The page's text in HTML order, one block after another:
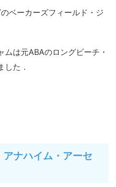
ベーカーズフィールド・ジ
は元ABAのロングビーチ・
した．
ナハイム・アーセ